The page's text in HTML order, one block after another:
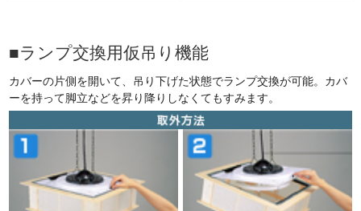
■ランプ交換用仮吊り機能
カバーの片側を開いて、吊り下げた状態でランプ交換が可能。カバ
ーを持って脚立などを昇り降りしなくてもすみます。